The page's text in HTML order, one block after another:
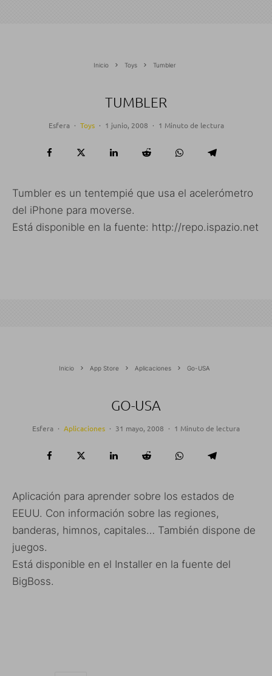
Inicio Toys Tumbler
TUMBLER
Esfera · Toys · 1 junio, 2008 · 1 Minuto de lectura
Tumbler es un tentempié que usa el acelerómetro
del iPhone para moverse.
Está disponible en la fuente: http://repo.ispazio.net
Inicio App Store Aplicaciones Go-USA
GO-USA
Esfera · Aplicaciones · 31 mayo, 2008 · 1 Minuto de lectura
Aplicación para aprender sobre los estados de
EEUU. Con información sobre las regiones,
banderas, himnos, capitales… También dispone de
juegos.
Está disponible en el Installer en la fuente del
BigBoss.